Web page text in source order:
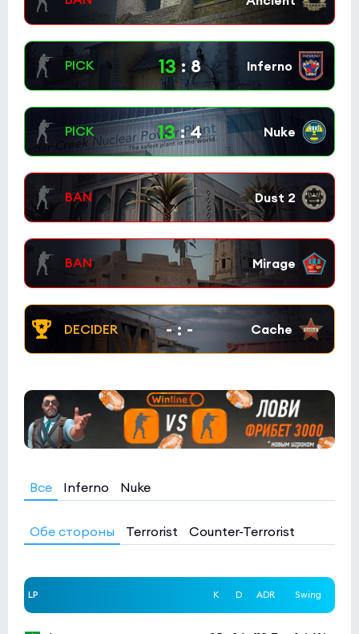
13 : 8
13 : 4
- : -
Все Inferno Nuke
Обе стороны Terrorist Counter-Terrorist
LP K D ADR Swing